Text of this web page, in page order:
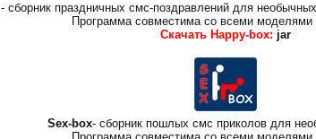
- сборник праздничных смс-поздравлений для
Программа совместима со всеми моделями
Скачать Happy-box: jar
Sex-box- сборник пошлых смс приколов для